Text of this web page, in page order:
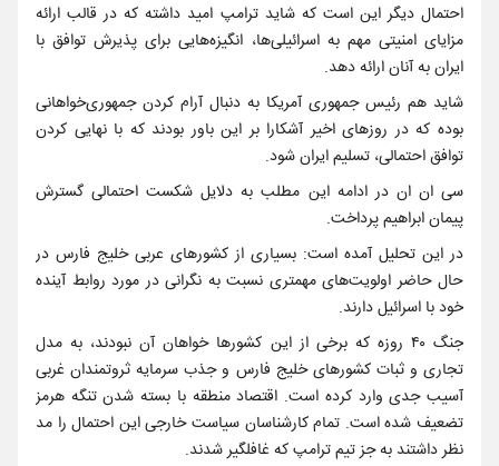
احتمال دیگر این است که شاید ترامپ امید داشته که در قالب ارائه
مزایای امنیتی مهم به اسرائیلی‌ها، انگیزه‌هایی برای پذیرش توافق با
ایران به آنان ارائه دهد.
شاید هم رئیس جمهوری آمریکا به دنبال آرام کردن جمهوری‌خواهانی
بوده که در روزهای اخیر آشکارا بر این باور بودند که با نهایی کردن
توافق احتمالی، تسلیم ایران شود.
سی ان ان در ادامه این مطلب به دلایل شکست احتمالی گسترش
پیمان ابراهیم پرداخت.
در این تحلیل آمده است: بسیاری از کشورهای عربی خلیج فارس در
حال حاضر اولویت‌های مهمتری نسبت به نگرانی در مورد روابط آینده
خود با اسرائیل دارند.
جنگ ۴۰ روزه که برخی از این کشورها خواهان آن نبودند، به مدل
تجاری و ثبات کشورهای خلیج فارس و جذب سرمایه ثروتمندان غربی
آسیب جدی وارد کرده است. اقتصاد منطقه با بسته شدن تنگه هرمز
تضعیف شده است. تمام کارشناسان سیاست خارجی این احتمال را مد
نظر داشتند به جز تیم ترامپ که غافلگیر شدند.